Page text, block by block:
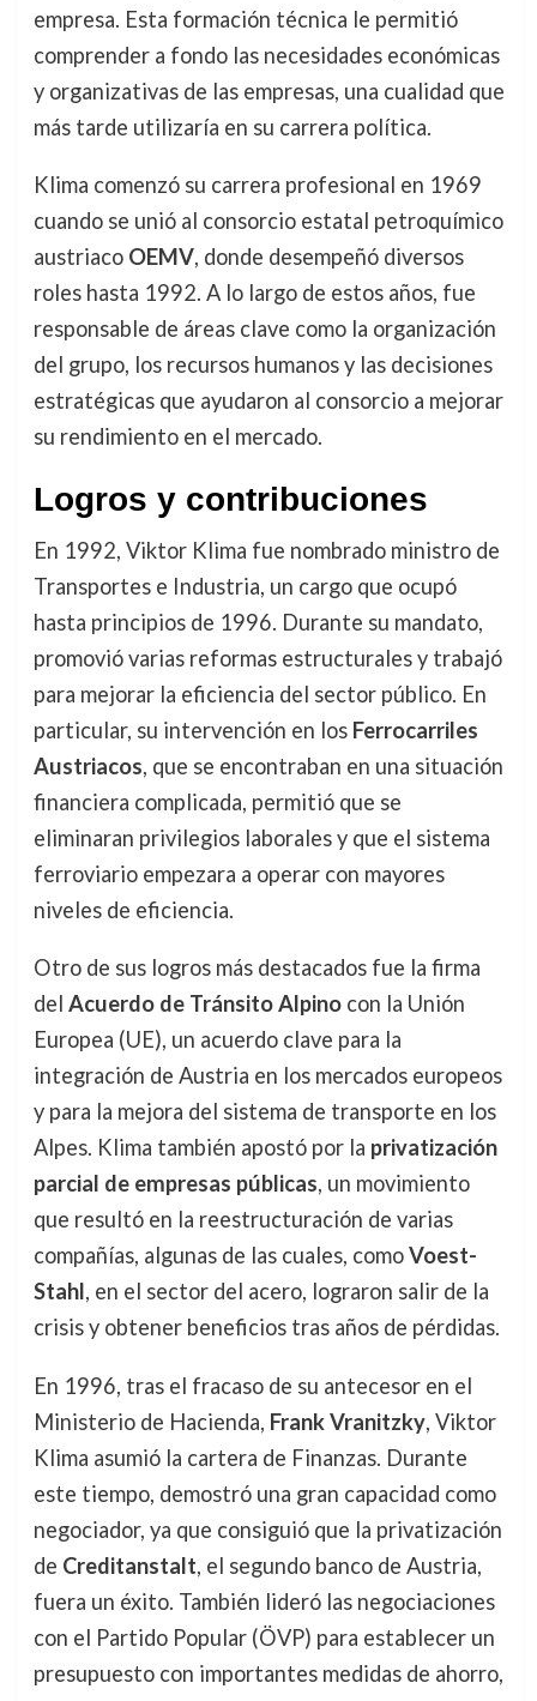
empresa. Esta formación técnica le permitió
comprender a fondo las necesidades económicas
y organizativas de las empresas, una cualidad que
más tarde utilizaría en su carrera política.
Klima comenzó su carrera profesional en 1969
cuando se unió al consorcio estatal petroquímico
austriaco OEMV, donde desempeñó diversos
roles hasta 1992. A lo largo de estos años, fue
responsable de áreas clave como la organización
del grupo, los recursos humanos y las decisiones
estratégicas que ayudaron al consorcio a mejorar
su rendimiento en el mercado.
Logros y contribuciones
En 1992, Viktor Klima fue nombrado ministro de
Transportes e Industria, un cargo que ocupó
hasta principios de 1996. Durante su mandato,
promovió varias reformas estructurales y trabajó
para mejorar la eficiencia del sector público. En
particular, su intervención en los Ferrocarriles
Austriacos, que se encontraban en una situación
financiera complicada, permitió que se
eliminaran privilegios laborales y que el sistema
ferroviario empezara a operar con mayores
niveles de eficiencia.
Otro de sus logros más destacados fue la firma
del Acuerdo de Tránsito Alpinocon la Unión
Europea (UE), un acuerdo clave para la
integración de Austria en los mercados europeos
y para la mejora del sistema de transporte en los
Alpes. Klima también apostó por la privatización
parcial de empresas públicas, un movimiento
que resultó en la reestructuración de varias
compañías, algunas de las cuales, comoVoest-
Stahl, en el sector del acero, lograron salir de la
crisis y obtener beneficios tras años de pérdidas.
En 1996, tras el fracaso de su antecesor en el
Ministerio de Hacienda, Frank Vranitzky, Viktor
Klima asumió la cartera de Finanzas. Durante
este tiempo, demostró una gran capacidad como
negociador, ya que consiguió que la privatización
de Creditanstalt, el segundo banco de Austria,
fuera un éxito. También lideró las negociaciones
con el Partido Popular (ÖVP) para establecer un
presupuesto con importantes medidas de ahorro,